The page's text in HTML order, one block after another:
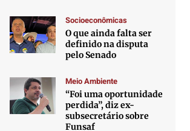
Socioeconômicas
O que ainda falta ser
definido na disputa
pelo Senado
Meio Ambiente
“Foi uma oportunidade
perdida”, diz ex-
subsecretário sobre
Funsaf